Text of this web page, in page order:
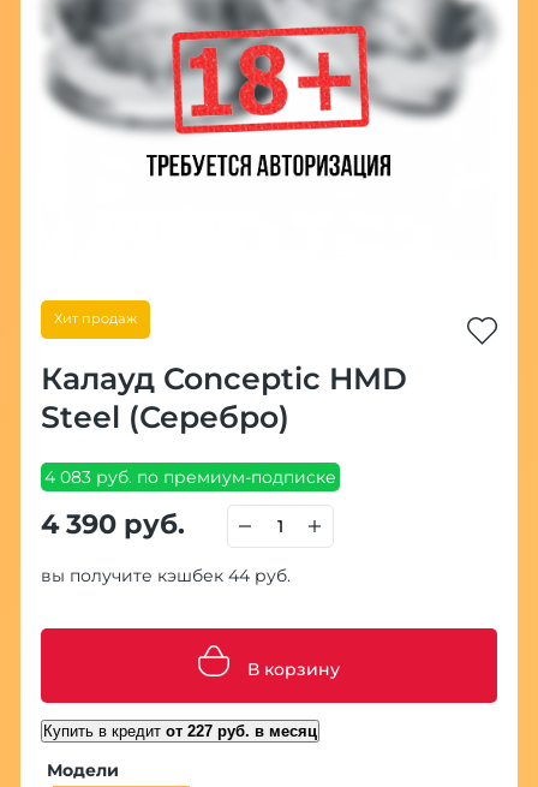
Хит продаж
Калауд Conceptic HMD
Steel (Серебро)
4 083 руб. по премиум-подписке
4 390 руб.
вы получите кэшбек 44 руб.
В корзину
Купить в кредит от 227 руб. в месяц
Модели